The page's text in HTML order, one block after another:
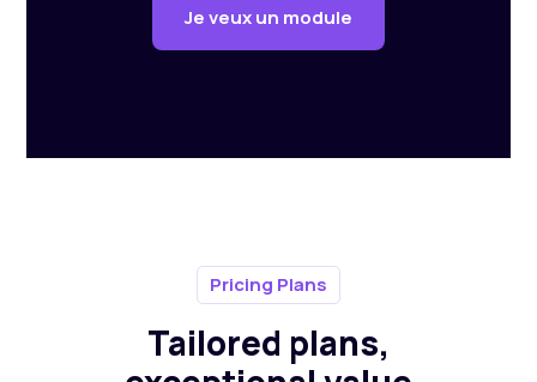
Je veux un module
Pricing Plans
Tailored plans,